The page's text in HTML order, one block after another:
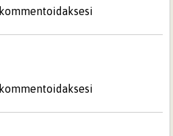
kommentoidaksesi
kommentoidaksesi